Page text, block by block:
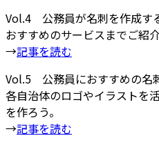
Vol.4 公務員が名刺を作成す
おすすめのサービスまでご紹
→記事を読む
Vol.5 公務員におすすめの名
各自治体のロゴやイラストを
を作ろう。
→記事を読む